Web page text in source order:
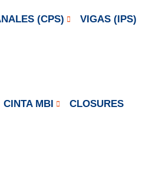
(CPS)
VIGAS (IPS)
CINTA MBI
CLOSURES